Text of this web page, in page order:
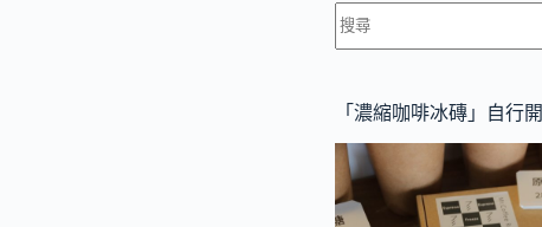
找
不
符
條
件
的
「濃縮咖啡冰磚」自行